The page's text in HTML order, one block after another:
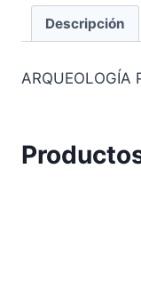
Descripción
ARQUEOLOGÍA